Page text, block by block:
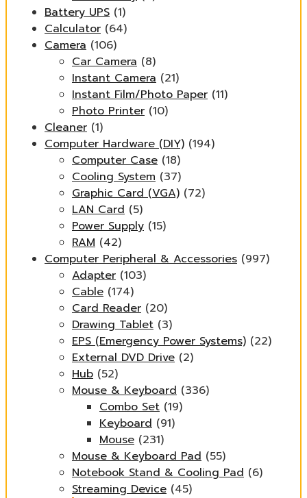
Battery UPS (1)
Calculator (64)
Camera (106)
Car Camera (8)
Instant Camera (21)
Instant Film/Photo Paper (11)
Photo Printer (10)
Cleaner (1)
Computer Hardware (DIY) (194)
Computer Case (18)
Cooling System (37)
Graphic Card (VGA) (72)
LAN Card (5)
Power Supply (15)
RAM (42)
Computer Peripheral & Accessories (997)
Adapter (103)
Cable (174)
Card Reader (20)
Drawing Tablet (3)
EPS (Emergency Power Systems) (22)
External DVD Drive (2)
Hub (52)
Mouse & Keyboard (336)
Combo Set (19)
Keyboard (91)
Mouse (231)
Mouse & Keyboard Pad (55)
Notebook Stand & Cooling Pad (6)
Streaming Device (45)